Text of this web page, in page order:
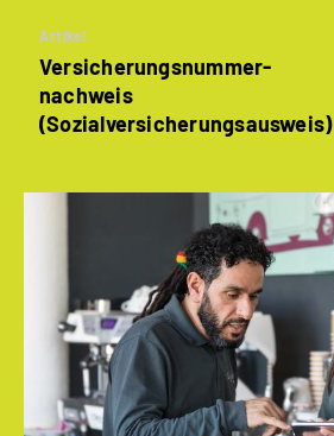
Artikel
Versicherungsnummer­
nachweis
(Sozialversicherungs­ausweis)